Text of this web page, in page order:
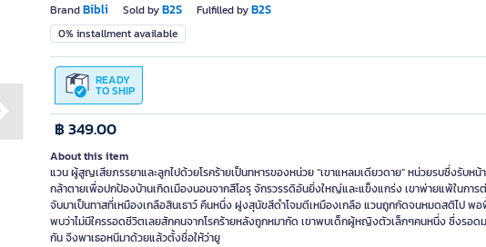
Next slide
BrandBibli Sold byB2S Fulfilled byB2S
0% installment available
READY
TO SHIP
฿ 349.00
About this item
แวน ผู้สูญเสียภรรยาและลูกไปด้วยโรคร้ายเป็นทหารของหน่วย “เขาแหลมเดียวดาย” หน่วยรบซึ่งรับหน้
กล้าตายเพื่อปกป้องบ้านเกิดเมืองนอนจากสึโอรุ จักรวรรดิอันยิ่งใหญ่และแข็งแกร่ง เขาพ่ายแพ้ในกา
จับมาเป็นทาสที่เหมืองเกลือสินเธาว์ คืนหนึ่ง ฝูงสุนัขสีดำโจมตีเหมืองเกลือ แวนถูกกัดจนหมดสติไป พ
พบว่าไม่มีใครรอดชีวิตเลยสักคนจากโรคร้ายหลังถูกหมากัด เขาพบเด็กผู้หญิงตัวเล็กๆคนหนึ่ง ซึ่งรอด
กัน จึงพาเธอหนีมาด้วยแล้วตั้งชื่อให้ว่ายู